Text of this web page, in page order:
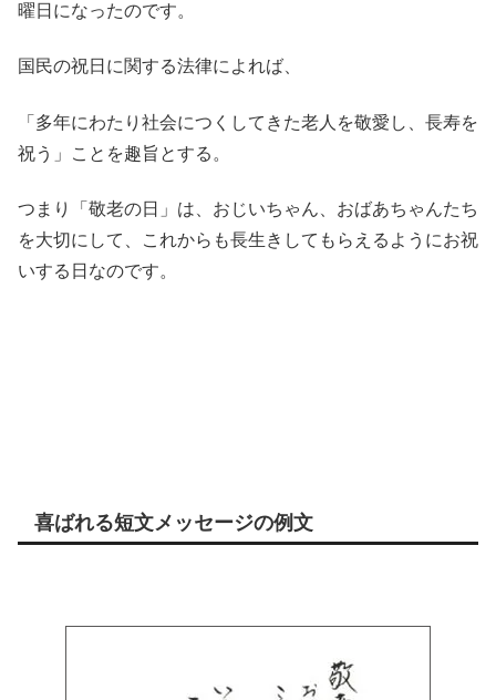
曜日になったのです。
国民の祝日に関する法律によれば、
「多年にわたり社会につくしてきた老人を敬愛し、長寿を
祝う」ことを趣旨とする。
つまり「敬老の日」は、おじいちゃん、おばあちゃんたち
を大切にして、これからも長生きしてもらえるようにお祝
いする日なのです。
喜ばれる短文メッセージの例文